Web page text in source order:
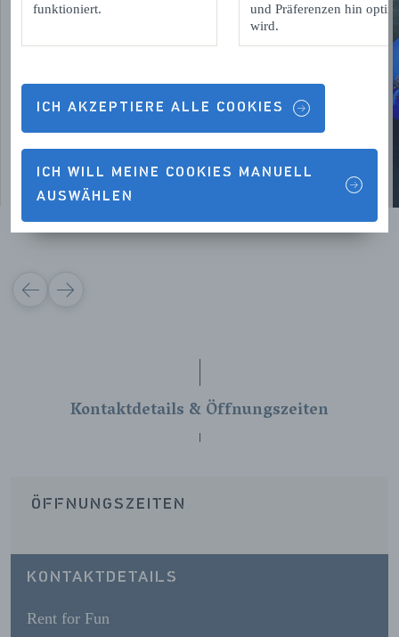
funktioniert.
und Präferenzen hin
wird.
ICH AKZEPTIERE ALLE COOKIES
ICH WILL MEINE COOKIES MANUELL
AUSWÄHLEN
VORIGEVOLGENDE
Kontaktdetails & Öffnungszeiten
ÖFFNUNGSZEITEN
KONTAKTDETAILS
Rent for Fun